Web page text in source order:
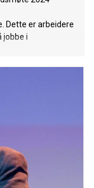
Dette er arbeidere
jobbe i